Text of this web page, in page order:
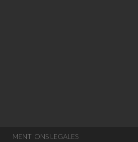
MENTIONS LEGALES